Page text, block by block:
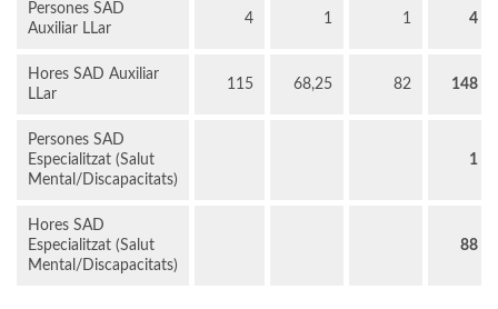
Persones SAD
Auxiliar LLar
4 1 1 4
Hores SAD Auxiliar
LLar
115 68,25 82 148
Persones SAD
Especialitzat (Salut
Mental/Discapacitats)
1
Hores SAD
Especialitzat (Salut
Mental/Discapacitats)
88